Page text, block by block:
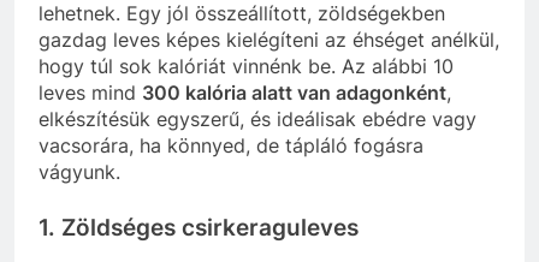
lehetnek. Egy jól összeállított, zöldségekben
gazdag leves képes kielégíteni az éhséget anélkül,
hogy túl sok kalóriát vinnénk be. Az alábbi 10
leves mind 300 kalória alatt van adagonként,
elkészítésük egyszerű, és ideálisak ebédre vagy
vacsorára, ha könnyed, de tápláló fogásra
vágyunk.
1. Zöldséges csirkeraguleves